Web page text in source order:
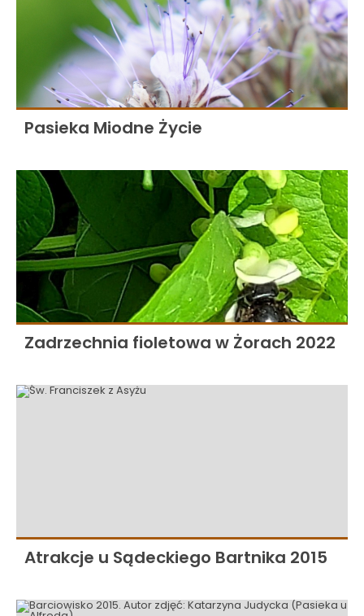
Pasieka Miodne Życie
Zadrzechnia fioletowa w Żorach 2022
Atrakcje u Sądeckiego Bartnika 2015